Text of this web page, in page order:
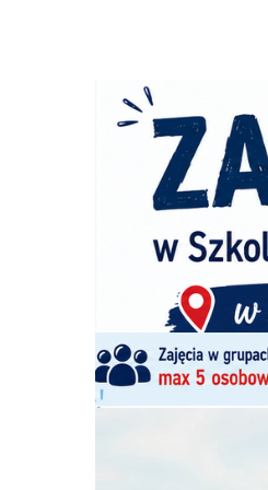
Ścieżka
Strona główna
Pracownika na